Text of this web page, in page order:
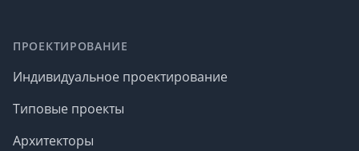
ПРОЕКТИРОВАНИЕ
Индивидуальное проектирование
Типовые проекты
Архитекторы